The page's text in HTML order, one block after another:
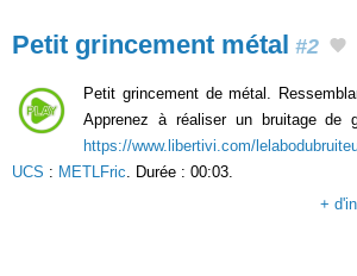
Petit grincement métal #2
Petit grincement de métal.
Apprenez à réaliser un bruitage de
https://www.libertivi.com/
UCS : METLFric . Durée : 00:03.
+